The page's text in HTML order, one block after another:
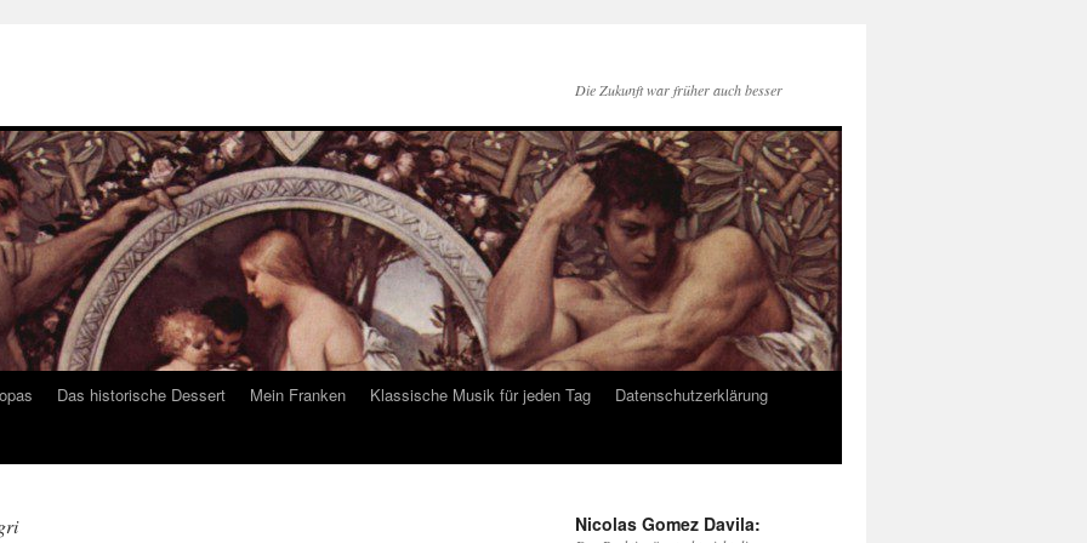
Die Zukunft war früher auch besser
Das historische Dessert Mein Franken Klassische Musik für jeden Tag
Datenschutzerklärung
Nicolas Gomez Davila: